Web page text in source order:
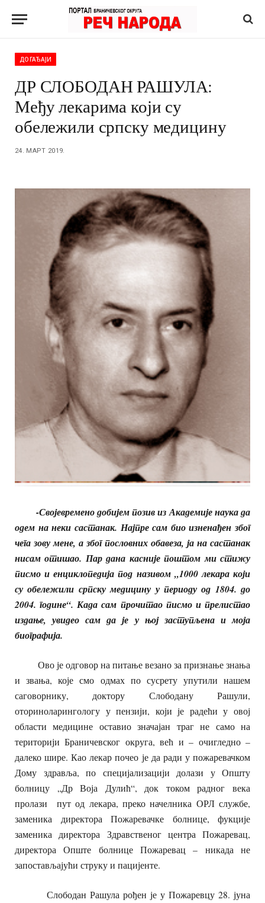
ДОГАЂАЈИ
ДР СЛОБОДАН РАШУЛА:
Међу лекарима који су
обележили српску медицину
24. МАРТ 2019.
-Својевремено добијем позив из Академије наука да
одем на неки састанак. Најпре сам био изненађен због
чега зову мене, а због пословних обавеза, ја на састанак
нисам отишао. Пар дана касније поштом ми стижу
писмо и енциклопедија под називом „1000 лекара који
су обележили српску медицину у периоду од 1804. до
2004. године“. Када сам прочитао писмо и прелистао
издање, увидео сам да је у њој заступљена и моја
биографија.
Ово је одговор на питање везано за признање знања
и звања, које смо одмах по сусрету упутили нашем
саговорнику, доктору Слободану Рашули,
оториноларингологу у пензији, који је радећи у овој
области медицине оставио значајан траг не само на
територији Браничевског округа, већ и – очигледно –
далеко шире. Као лекар почео је да ради у пожаревачком
Дому здравља, по специјализацији долази у Општу
болницу „Др Воја Дулић“, док током радног века
пролази пут од лекара, преко начелника ОРЛ службе,
заменика директора Пожаревачке болнице, фукције
заменика директора Здравственог центра Пожаревац,
директора Опште болнице Пожаревац – никада не
запостављајући струку и пацијенте.
Слободан Рашула рођен је у Пожаревцу 28. јуна